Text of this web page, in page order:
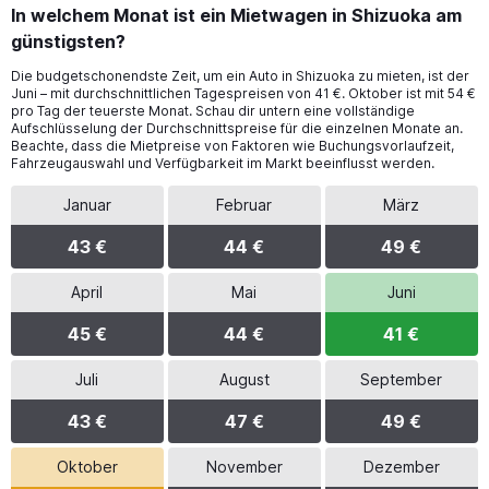
In welchem Monat ist ein Mietwagen in Shizuoka am
günstigsten?
Die budgetschonendste Zeit, um ein Auto in Shizuoka zu mieten, ist der
Juni – mit durchschnittlichen Tagespreisen von 41 €. Oktober ist mit 54 €
pro Tag der teuerste Monat. Schau dir untern eine vollständige
Aufschlüsselung der Durchschnittspreise für die einzelnen Monate an.
Beachte, dass die Mietpreise von Faktoren wie Buchungsvorlaufzeit,
Fahrzeugauswahl und Verfügbarkeit im Markt beeinflusst werden.
Januar
43 €
Februar
44 €
März
49 €
April
45 €
Mai
44 €
Juni
41 €
Juli
43 €
August
47 €
September
49 €
Oktober November Dezember